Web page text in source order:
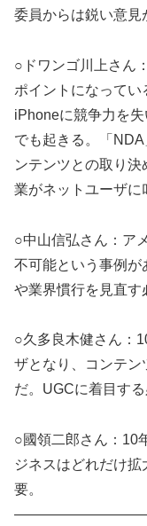
委員からは鋭い意見
○ドワンゴ川上さん
ポイントになって
iPhoneに競争力を
でも起きる。「
ンテンツとの取り
業がネットユーザに
○中山信弘さん：ア
不可能という事例が
や業界慣行を見直す
○久多良木健さん：
ザとなり、コンテン
だ。UGCに着目する
○國領二郎さん：10
ジネスはどれだけ
要。